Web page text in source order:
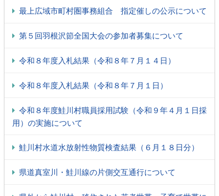
最上広域市町村圏事務組合 指定催しの公示について
第５回羽根沢節全国大会の参加者募集について
令和８年度入札結果（令和８年７月１４日）
令和８年度入札結果（令和８年７月１日）
令和８年度鮭川村職員採用試験（令和９年４月１日採
用）の実施について
鮭川村水道水放射性物質検査結果（６月１８日分）
県道真室川・鮭川線の片側交互通行について